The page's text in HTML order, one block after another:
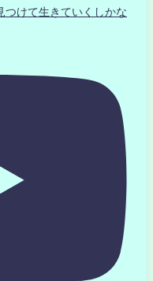
つけて生きていくしかな